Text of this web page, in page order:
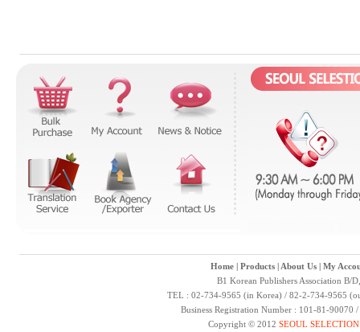
Home| Products| About Us| My
B1 Korean Publishers Association B/
TEL : 02-734-9565 (in Korea) / 82-2-734-9565
Business Registration Number : 101-81-
Copyright © 2012 SEOUL SELECTION